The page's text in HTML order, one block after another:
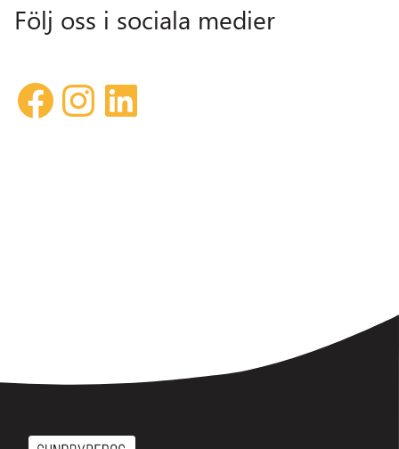
Följ oss i sociala medier